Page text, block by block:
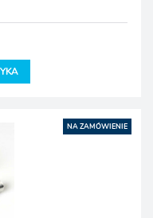
NA ZAMÓWIENIE